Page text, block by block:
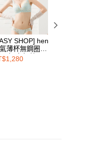
同意方可使用
本公司不負相關責
戶狀況，依本公司
，本公司將視審查
查看運費
SHOP] hen
薄杯無鋼圈集
衣-空氣藍